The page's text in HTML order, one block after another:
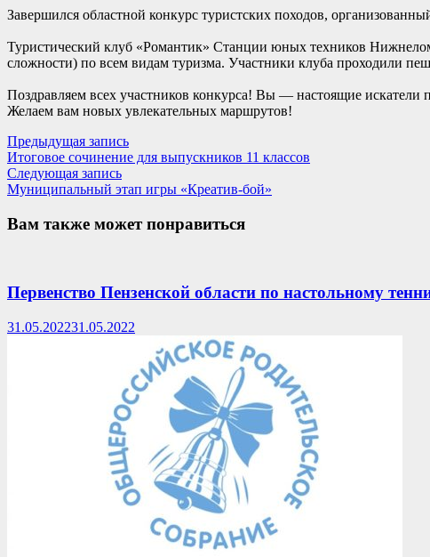
Завершился областной конкурс туристских походов,
Туристический клуб «Романтик» Станции юных техников
сложности) по всем видам туризма. Участники клуба проходили
Поздравляем всех участников конкурса! Вы — настоящие
Желаем вам новых увлекательных маршрутов!
Навигация
по
записям
Предыдущая записьПредыдущая
запись:
Итоговое сочинение для выпускников 11 классов
Следующая записьСледующая
запись:
Муниципальный этап игры «Креатив-бой»
Вам также может понравиться
Первенство Пензенской области по настольному
31.05.202231.05.2022